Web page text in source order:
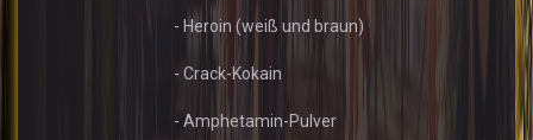
- Heroin (weiß und braun)
- Crack-Kokain
- Amphetamin-Pulver